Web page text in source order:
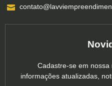
Cadastre-se em
informações atualizadas,